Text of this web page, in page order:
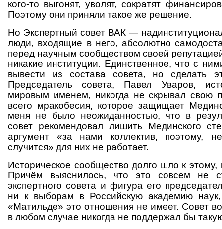
кого-то выгонят, уволят, сократят
Поэтому они приняли такое же решение.
Но Экспертный совет ВАК —
люди, входящие в него, абсолютно
перед научным сообществом своей
никакие институции. Единственное, что с
вывести из состава совета, но сделать
Председатель совета, Павел Уваров,
мировым именем, никогда не скрывал свою
всего мракобесия, которое защищает
меня не было неожиданностью, что в
совет рекомендовал лишить Мединского
аргумент «за нами коллектив, поэтому,
случится» для них не работает.
Историческое сообщество долго шло к
Причём выяснилось, что это совсем не
экспертного совета и фигура его
ни к выборам в Российскую академию
«Матильде» это отношения не имеет. Совет
в любом случае никогда не поддержал бы